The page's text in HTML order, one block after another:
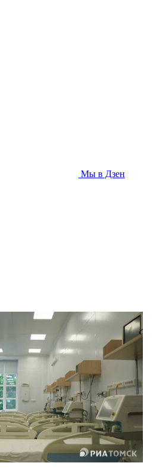
Мы в Дзен